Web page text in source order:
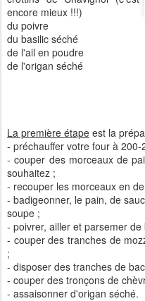
encore mieux !!!)
du poivre
du basilic séché
de l'ail en poudre
de l'origan séché
La première étape est la
- préchauffer votre four à 200-
- couper des morceaux de
souhaitez ;
- recouper les morceaux en
- badigeonner, le pain, de
soupe ;
- poivrer, ailler et parsemer de
- couper des tranches de
;
- disposer des tranches de
- couper des tronçons de
- assaisonner d'origan séché.